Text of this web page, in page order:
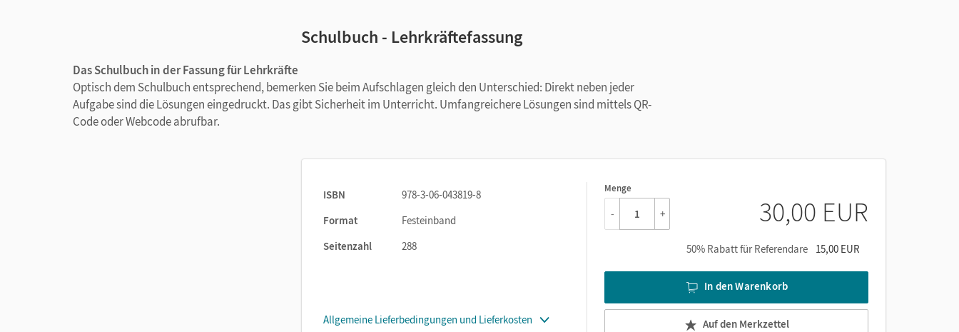
Schulbuch - Lehrkräftefassung
Das Schulbuch in der Fassung für Lehrkräfte
Optisch dem Schulbuch entsprechend, bemerken Sie beim Aufschlagen gleich den Unterschied: Direkt neben jeder
Aufgabe sind die Lösungen eingedruckt. Das gibt Sicherheit im Unterricht. Umfangreichere Lösungen sind mittels QR-
Code oder Webcode abrufbar.
ISBN
978-3-06-043819-8
Format
Festeinband
Seitenzahl
288
Allgemeine Lieferbedingungen und Lieferkosten
Menge
1
- + 30,00 EUR
50% Rabatt für Referendare 15,00 EUR
In den Warenkorb
Auf den Merkzettel